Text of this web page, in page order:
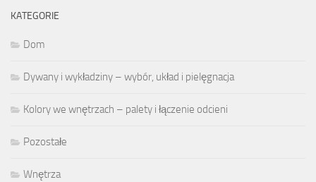
KATEGORIE
Dom
Dywany i wykładziny – wybór, układ i pielęgnacja
Kolory we wnętrzach – palety i łączenie odcieni
Pozostałe
Wnętrza